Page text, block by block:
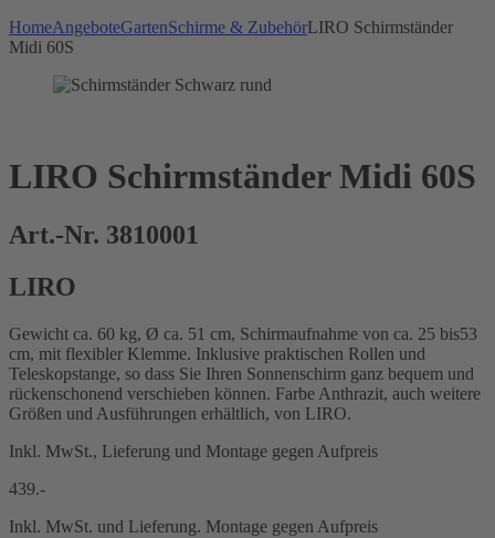
HomeAngeboteGartenSchirme & ZubehörLIRO Schirmständer
Midi 60S
LIRO Schirmständer Midi 60S
Art.-Nr. 3810001
LIRO
Gewicht ca. 60 kg, Ø ca. 51 cm, Schirmaufnahme von ca. 25 bis53
cm, mit flexibler Klemme. Inklusive praktischen Rollen und
Teleskopstange, so dass Sie Ihren Sonnenschirm ganz bequem und
rückenschonend verschieben können. Farbe Anthrazit, auch weitere
Größen und Ausführungen erhältlich, von LIRO.
Inkl. MwSt., Lieferung und Montage gegen Aufpreis
439.-
Inkl. MwSt. und Lieferung. Montage gegen Aufpreis